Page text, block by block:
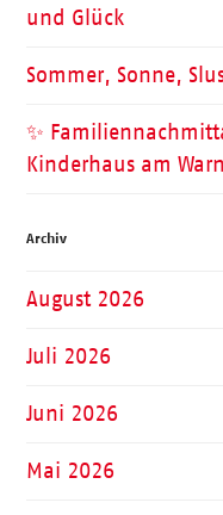
und Glück
Sommer, Sonne,
✨
Kinderhaus am
Archiv
August 2026
Juli 2026
Juni 2026
Mai 2026